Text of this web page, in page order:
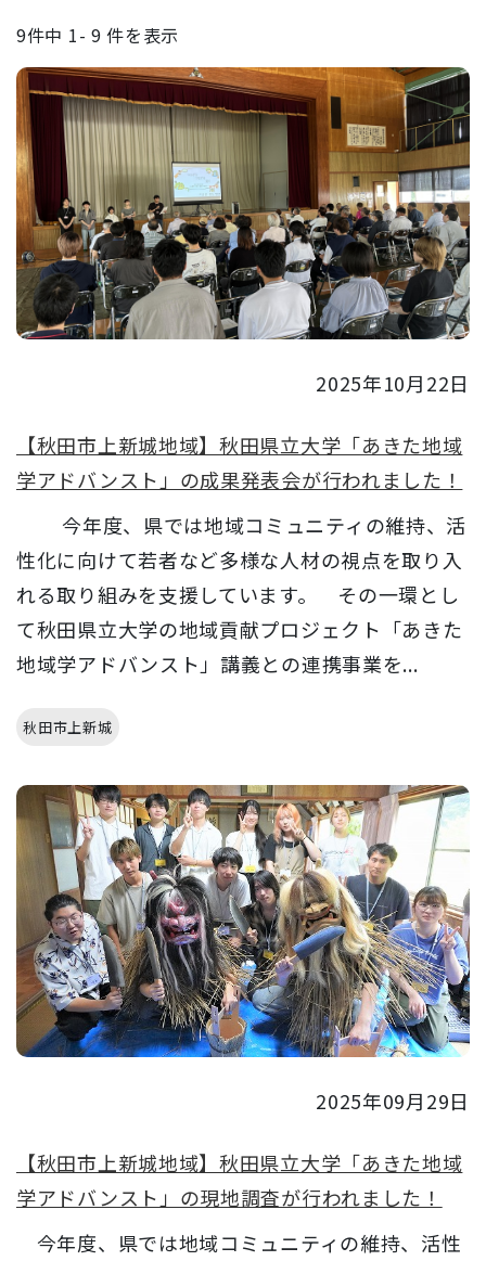
9件中 1- 9件を表示
2025年10月22日
【秋田市上新城地域】秋田県立大学「あきた地域
学アドバンスト」の成果発表会が行われました！
今年度、県では地域コミュニティの維持、活
性化に向けて若者など多様な人材の視点を取り入
れる取り組みを支援しています。 その一環とし
て秋田県立大学の地域貢献プロジェクト「あきた
地域学アドバンスト」講義との連携事業を...
秋田市上新城
2025年09月29日
【秋田市上新城地域】秋田県立大学「あきた地域
学アドバンスト」の現地調査が行われました！
今年度、県では地域コミュニティの維持、活性